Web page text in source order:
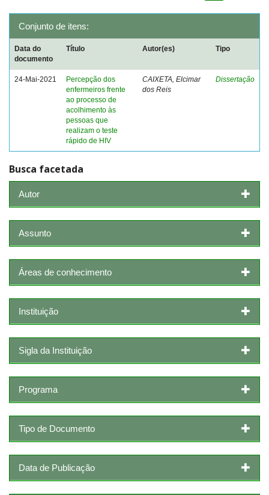
Conjunto de itens:
Data do
documento
Título Autor(es) Tipo
24-Mai-2021
Percepção dos
enfermeiros frente
ao processo de
acolhimento às
pessoas que
realizam o teste
rápido de HIV
CAIXETA, Elcimar
dos Reis
Dissertação
Busca facetada
Autor
Assunto
Áreas de conhecimento
Instituição
Sigla da Instituição
Programa
Tipo de Documento
Data de Publicação